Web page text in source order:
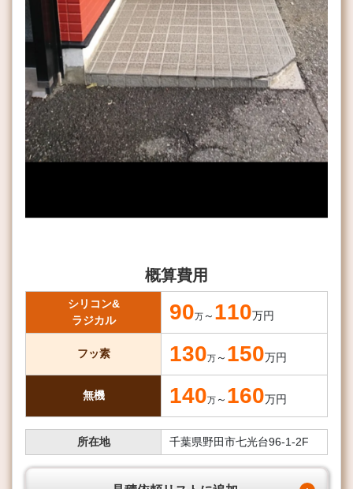
所在地 千葉県野田市七光台96-1-2F
概算費用
シリコン&
ラジカル
90万 ～ 110万円
フッ素 130万 ～ 150万円
無機 140万 ～ 160万円